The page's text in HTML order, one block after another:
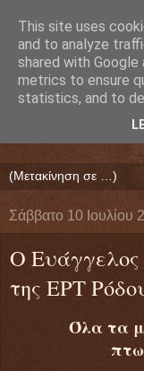
ΠΡΟΕΔΡΟΣ
Σάββατο 10 Ιουλίου
Ο Ευάγγελος
της ΕΡΤ
Όλα τα
This site uses
and to analyze
shared with
metrics to ensure
statistics, and to